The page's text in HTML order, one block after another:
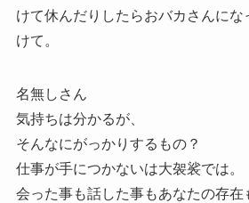
けて休んだりしたらおバカさんにな
けて。
名無しさん
気持ちは分かるが、
そんなにがっかりするもの？
仕事が手につかないは大袈裟では。
会った事も話した事もあなたの存在